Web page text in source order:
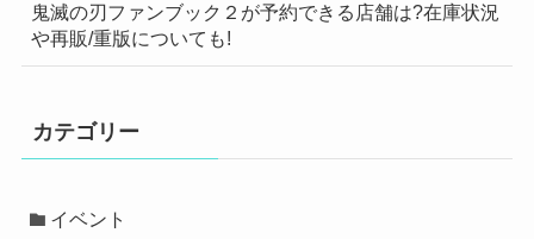
鬼滅の刃ファンブック２が予約できる店舗は?在庫状況
や再販/重版についても!
カテゴリー
イベント